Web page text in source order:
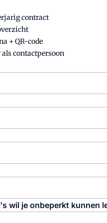
contract
+ QR-code
contactpersoon
wil je onbeperkt kunnen